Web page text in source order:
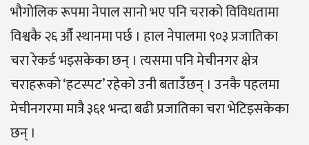
भौगोलिक रूपमा नेपाल सानो भए पनि चराको विविधतामा
विश्वकै २६ औँ स्थानमा पर्छ । हाल नेपालमा ९०३ प्रजातिका
चरा रेकर्ड भइसकेका छन् । त्यसमा पनि मेचीनगर क्षेत्र
चराहरूको ‘हटस्पट’ रहेको उनी बताउँछन् । उनकै पहलमा
मेचीनगरमा मात्रै ३६१ भन्दा बढी प्रजातिका चरा भेटिइसकेका
छन् ।